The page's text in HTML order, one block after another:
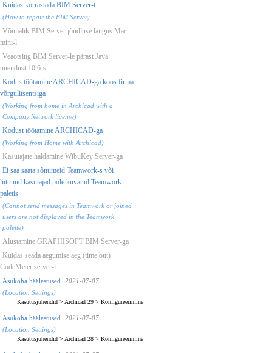
Kuidas korrastada BIM Server-t
(How to repair the BIM Server)
Võimalik BIM Server jõudluse langus Mac
mini-l
Veaotsing BIM Server-le pärast Java
uuendust 10.6-s
Kodus töötamine ARCHICAD-ga koos firma
võrgulitsentsiga
(Working from home in Archicad with a
Company Network license)
Kodust töötamine ARCHICAD-ga
(Working from Home with Archicad)
Kasutajate haldamine WibuKey Server-ga
Ei saa saata sõnumeid Teamwork-s või
liitunud kasutajad pole kuvatud Teamwork
paletis
(Cannot send messages in Teamwork or joined
users are not displayed in the Teamwork
palette)
Alustamine GRAPHISOFT BIM Server-ga
Kuidas seada aegumise aeg (time out)
CodeMeter server-l
Asukoha häälestused
2021-07-07
(Location Settings)
Kasutusjuhendid > Archicad 29 > Konfigureerimine
Asukoha häälestused
2021-07-07
(Location Settings)
Kasutusjuhendid > Archicad 28 > Konfigureerimine